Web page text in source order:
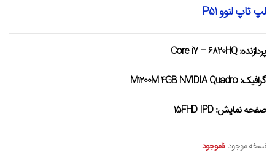
لپ تاپ لنوو P51
پردازنده:Core i7 – 6820HQ
گرافیک:M1200M 4GB NVIDIA Quadro
صفحه نمایش:15FHD IPD
نسخه موجود:ناموجود